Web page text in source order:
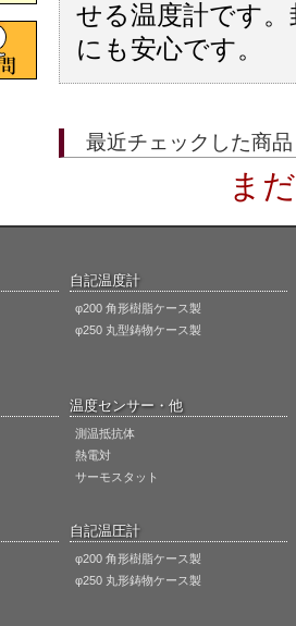
せる温度計です
にも安心です。
最近チェックした商品
ま
自記温度計
φ200 角形樹脂ケース製
φ250 丸型鋳物ケース製
温度センサー・他
測温抵抗体
熱電対
サーモスタット
自記温圧計
φ200 角形樹脂ケース製
φ250 丸形鋳物ケース製